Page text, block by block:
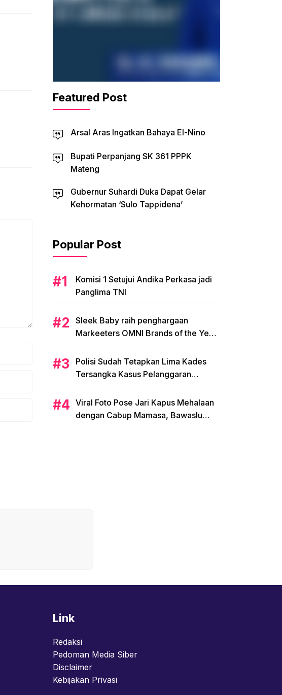
Featured Post
Arsal Aras Ingatkan Bahaya El-Nino
Bupati Perpanjang SK 361 PPPK
Mateng
Gubernur Suhardi Duka Dapat Gelar
Kehormatan ‘Sulo Tappidena’
Popular Post
Komisi 1 Setujui Andika Perkasa jadi
Panglima TNI
Sleek Baby raih penghargaan
Markeeters OMNI Brands of the Year
Polisi Sudah Tetapkan Lima Kades
Tersangka Kasus Pelanggaran
Viral Foto Pose Jari Kapus Mehalaan
dengan Cabup Mamasa, Bawaslu
Link
Redaksi
Pedoman Media Siber
Disclaimer
Kebijakan Privasi